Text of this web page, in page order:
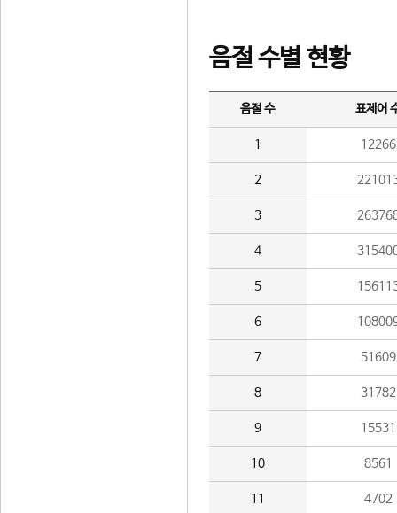
음절 수별 현황
음절 수 표제어
1 12266
2
3
4
5
6
7 51609
8 31782
9 15531
10 8561
11 4702